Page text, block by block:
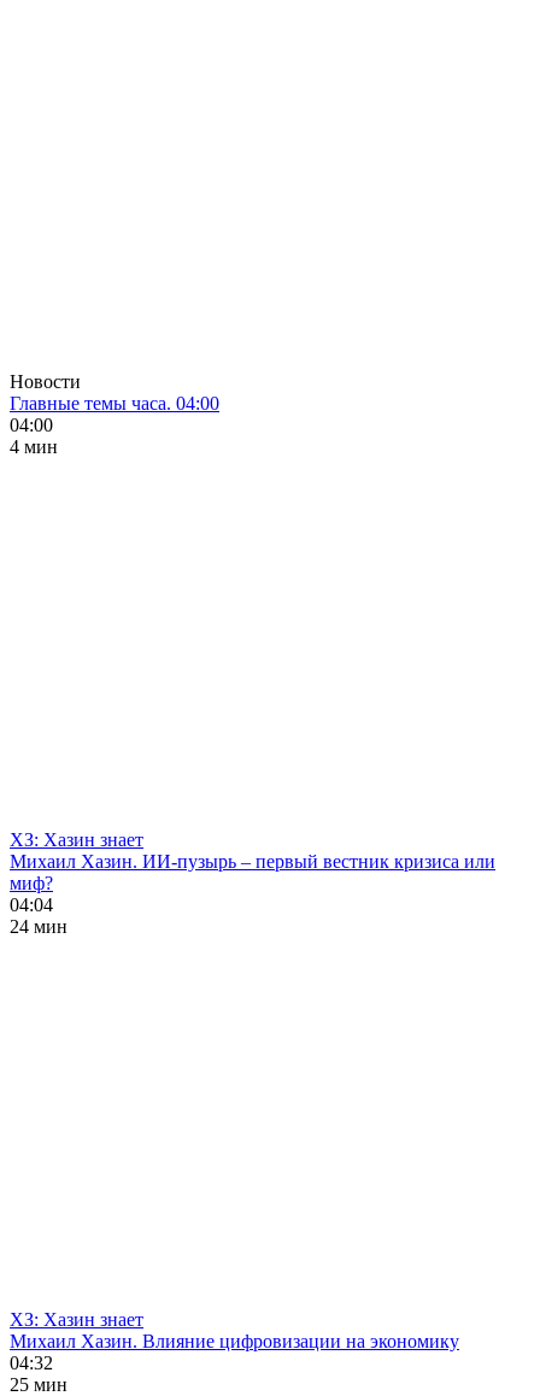
Новости
Главные темы часа. 04:00
04:00
4 мин
ХЗ: Хазин знает
Михаил Хазин. ИИ-пузырь – первый вестник кризиса или
миф?
04:04
24 мин
ХЗ: Хазин знает
Михаил Хазин. Влияние цифровизации на экономику
04:32
25 мин